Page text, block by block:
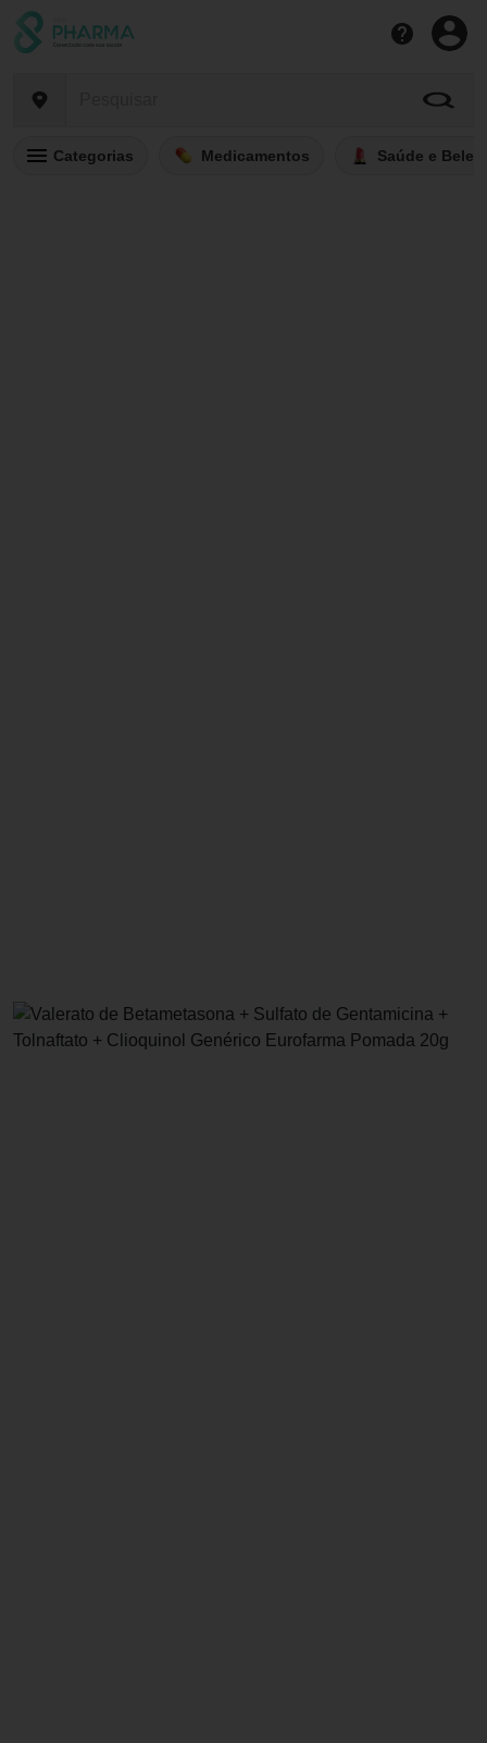
Categorias Medicamentos Saúde e